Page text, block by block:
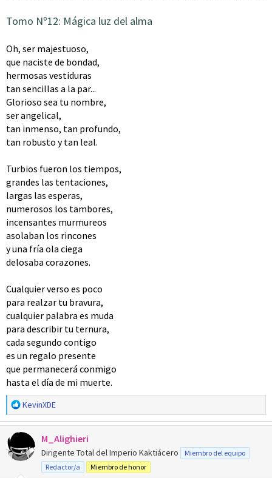
Tomo Nº12: Mágica luz del alma
Oh, ser majestuoso,
que naciste de bondad,
hermosas vestiduras
tan sencillas a la par...
Glorioso sea tu nombre,
ser angelical,
tan inmenso, tan profundo,
tan robusto y tan leal.
Turbios fueron los tiempos,
grandes las tentaciones,
largas las esperas,
numerosos los tambores,
incensantes murmureos
asolaban los rincones
y una fría ola ciega
delosaba corazones.
Cualquier verso es poco
para realzar tu bravura,
cualquier palabra es muda
para describir tu ternura,
cada segundo contigo
es un regalo presente
que permanecerá conmigo
hasta el día de mi muerte.
R
e
a
c
i
KevinXDE
M_Alighieri
Dirigente Total del Imperio Kaktiácero
Miembro del equipo
Redactor/a
Miembro de honor